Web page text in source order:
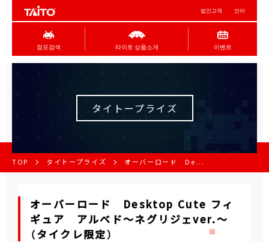
법인고객 언어
점포검색 타이토 상품소개 이벤트
タイトープライズ
TOP タイトープライズ オーバーロード De...
オーバーロード Desktop Cute フィ
ギュア アルベド～ネグリジェver.～
（タイクレ限定）